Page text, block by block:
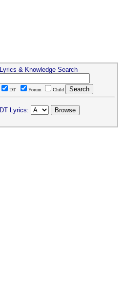
Lyrics & Knowledge Search
DT Forum Child
DT Lyrics: